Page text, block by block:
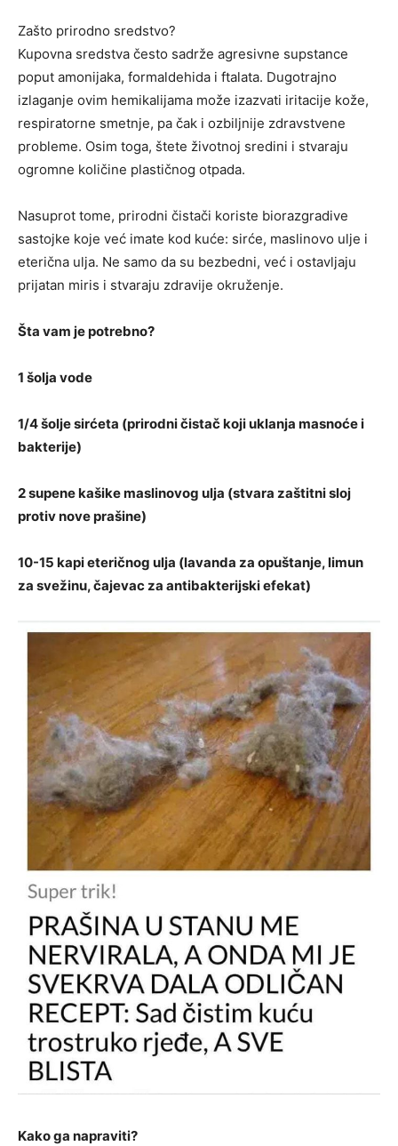
Zašto prirodno sredstvo?
Kupovna sredstva često sadrže agresivne supstance
poput amonijaka, formaldehida i ftalata. Dugotrajno
izlaganje ovim hemikalijama može izazvati iritacije kože,
respiratorne smetnje, pa čak i ozbiljnije zdravstvene
probleme. Osim toga, štete životnoj sredini i stvaraju
ogromne količine plastičnog otpada.
Nasuprot tome, prirodni čistači koriste biorazgradive
sastojke koje već imate kod kuće: sirće, maslinovo ulje i
eterična ulja. Ne samo da su bezbedni, već i ostavljaju
prijatan miris i stvaraju zdravije okruženje.
Šta vam je potrebno?
1 šolja vode
1/4 šolje sirćeta (prirodni čistač koji uklanja masnoće i
bakterije)
2 supene kašike maslinovog ulja (stvara zaštitni sloj
protiv nove prašine)
10-15 kapi eteričnog ulja (lavanda za opuštanje, limun
za svežinu, čajevac za antibakterijski efekat)
Kako ga napraviti?